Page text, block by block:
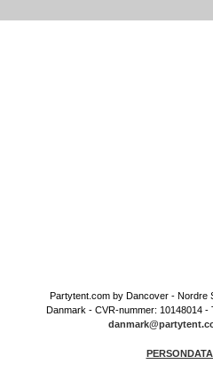
Partytent.com by Dancover - Nordre
Danmark - CVR-nummer: 10148014 -